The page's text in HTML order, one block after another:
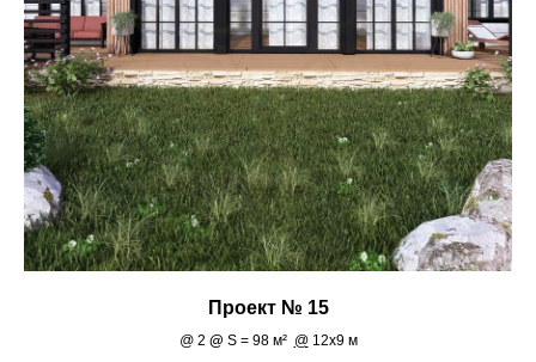
Проект № 15
@ 2 @ S = 98 м² @12х9 м